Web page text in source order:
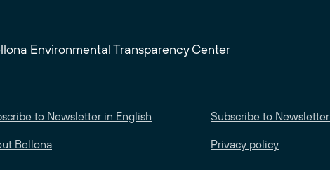
Environmental Transparency Center
to Newsletter in English Subscribe to
Bellona Privacy policy